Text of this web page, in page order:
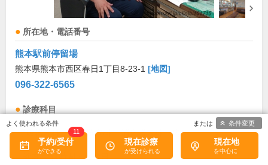
所在地・電話番号
熊本駅前停留場
熊本県熊本市西区春日1丁目8-23-1 [地図]
096-322-6565
診療科目
呼吸器内科 循環器内科 消化器内科 内科
診療/受付時間・休診日
予約/受付
11
現在診療 現在地
条件変更